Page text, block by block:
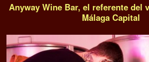
Anyway Wine Bar, el referente del
Málaga Capital